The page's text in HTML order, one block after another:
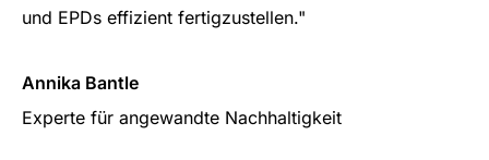
und EPDs effizient fertigzustellen."
Annika Bantle
Experte für angewandte Nachhaltigkeit